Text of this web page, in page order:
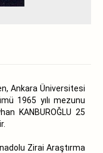
Ankara Üniversitesi
1965 yılı mezunu
KANBUROĞLU 25
Zirai Araştırma